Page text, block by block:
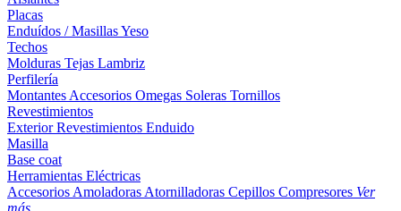
Placas
Enduídos / MasillasYeso
Techos
Molduras Tejas Lambriz
Perfilería
Montantes Accesorios Omegas Soleras Tornillos
Revestimientos
ExteriorRevestimientos Enduido
Masilla
Base coat
Herramientas Eléctricas
Accesorios Amoladoras Atornilladoras Cepillos Compresores Ver
más